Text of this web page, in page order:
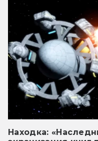
Находка: